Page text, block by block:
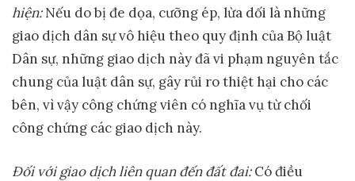
hiện:Nếu do bị đe dọa, cưỡng ép, lừa dối là những
giao dịch dân sự vô hiệu theo quy định của Bộ luật
Dân sự, những giao dịch này đã vi phạm nguyên tắc
chung của luật dân sự, gây rủi ro thiệt hại cho các
bên, vì vậy công chứng viên có nghĩa vụ từ chối
công chứng các giao dịch này.
Đối với giao dịch liên quan đến đất đai:Có điều